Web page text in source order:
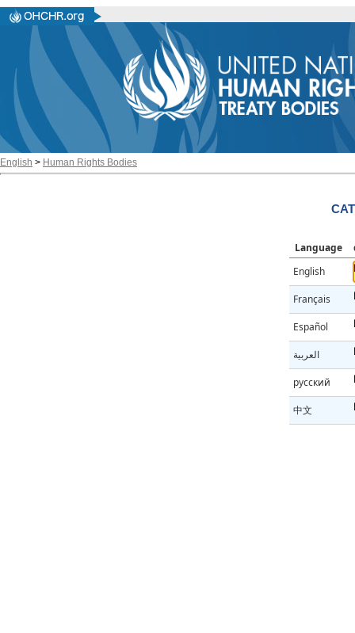
English > Human Rights Bodies
Language
English
Français
Español
العربية
русский
中文